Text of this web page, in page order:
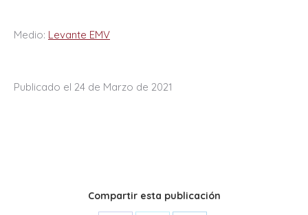
Medio: Levante EMV
Publicado el 24 de Marzo de 2021
Compartir esta publicación